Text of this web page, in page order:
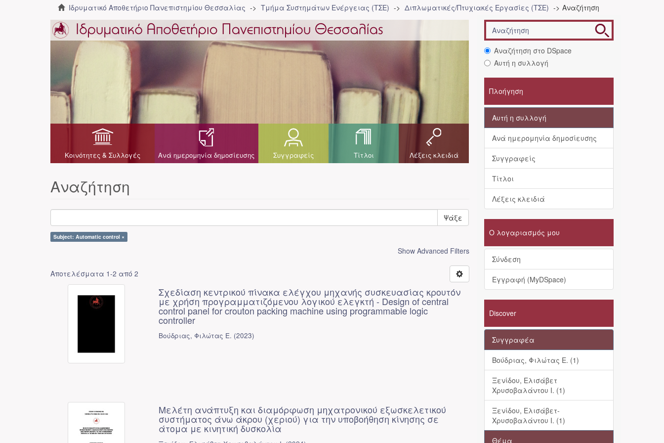
Ιδρυματικό Αποθετήριο Πανεπιστημίου Θεσσαλίας Τμήμα Συστημάτων Ενέργειας (ΤΣΕ) Διπλωματικές/Πτυχιακές Εργασίες (ΤΣΕ) Αναζήτηση
Κοινότητες & Συλλογές Ανά ημερομηνία δημοσίευσης Συγγραφείς Τίτλοι Λέξεις κλειδιά
Αναζήτηση
Ψάξε
Subject: Automatic control ×
Show Advanced Filters
Αποτελέσματα 1-2 από 2
Σχεδίαση κεντρικού πίνακα ελέγχου μηχανής συσκευασίας κρουτόν
με χρήση προγραμματιζόμενου λογικού ελεγκτή - Design of central
control panel for crouton packing machine using programmable logic
controller
Βούδριας, Φιλώτας Ε. (2023)
Μελέτη ανάπτυξη και διαμόρφωση μηχατρονικού εξωσκελετικού
συστήματος άνω άκρου (χεριού) για την υποβοήθηση κίνησης σε
άτομα με κινητική δυσκολία
Αναζήτηση στο DSpace
Αυτή η συλλογή
Πλοήγηση
Αυτή η συλλογή
Ανά ημερομηνία δημοσίευσης
Συγγραφείς
Τίτλοι
Λέξεις κλειδιά
Ο λογαριασμός μου
Σύνδεση
Εγγραφή (MyDSpace)
Discover
Συγγραφέα
Βούδριας, Φιλώτας Ε. (1)
Ξενίδου, Ελισάβετ
Χρυσοβαλάντου Ι. (1)
Ξενίδου, Ελισάβετ-
Χρυσοβαλάντου Ι. (1)
Θέμα